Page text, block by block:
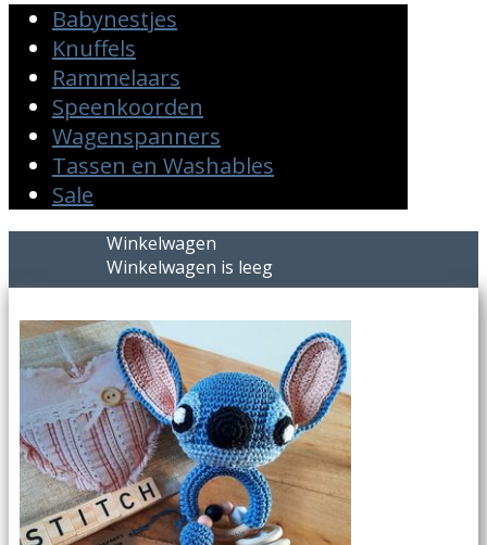
Babynestjes
Knuffels
Rammelaars
Speenkoorden
Wagenspanners
Tassen en Washables
Sale
Winkelwagen
Winkelwagen is leeg